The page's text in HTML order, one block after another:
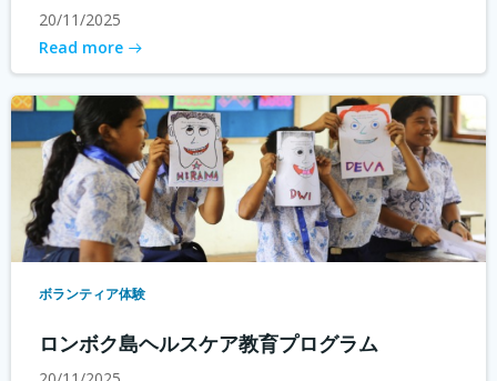
20/11/2025
Read more
ボランティア体験
ロンボク島ヘルスケア教育プログラム